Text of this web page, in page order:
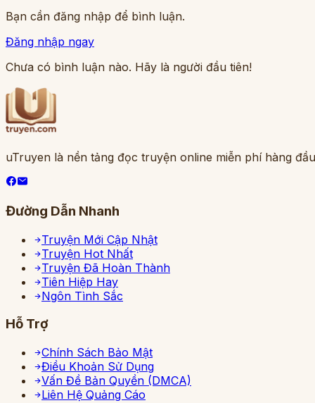
Bạn cần đăng nhập để bình luận.
Đăng nhập ngay
Chưa có bình luận nào. Hãy là người đầu tiên!
uTruyen là nền tảng đọc truyện online miễn phí hàng
Đường Dẫn Nhanh
Truyện Mới Cập Nhật
Truyện Hot Nhất
Truyện Đã Hoàn Thành
Tiên Hiệp Hay
Ngôn Tình Sắc
Hỗ Trợ
Chính Sách Bảo Mật
Điều Khoản Sử Dụng
Vấn Đề Bản Quyền (DMCA)
Liên Hệ Quảng Cáo